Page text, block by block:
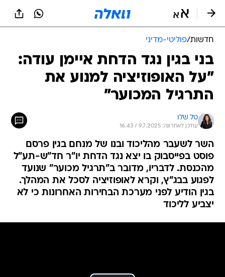
חדשות/פוליטי-מדיני
בני בגין נגד הדחת איימן עודה:
"על האופוזיציה למנוע את
התרגיל המכוער"
טל שלו
עודכן לאחרונה: 9.7.2025 / 16:43
השר לשעבר מהליכוד ובנו של מנחם בגין פרסם
פוסט בפייסבוק בו יצא נגד הדחת יו"ר חד"ש-תע"ל
מהכנסת. לדבריו, מדובר ב"תרגיל מכוער" שנועד
לפגוע בבג"ץ, וקרא לאופוזיציה לסכל את המהלך.
בגין הודיע לפני מערכת הבחירות האחרונות כי לא
יצביע לליכוד